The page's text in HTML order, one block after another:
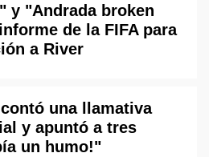
y "Andrada broken
de la FIFA para
a River
una llamativa
y apuntó a tres
un humo!"